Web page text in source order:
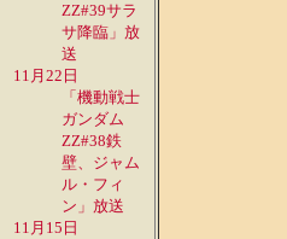
ZZ#39サラ
サ降臨」放
送
11月22日
「機動戦士
ガンダム
ZZ#38鉄
壁、ジャム
ル・フィ
ン」放送
11月15日